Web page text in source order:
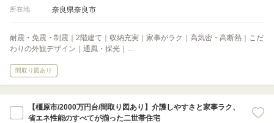
所在地 奈良県奈良市
耐震・免震・制震｜2階建て｜収納充実｜家事がラク｜高気密・高断熱｜こだ
わりの外観デザイン｜通風・採光｜…
間取り図あり
【橿原市/2000万円台/間取り図あり】介護しやすさと家事ラク、
省エネ性能のすべてが揃った二世帯住宅